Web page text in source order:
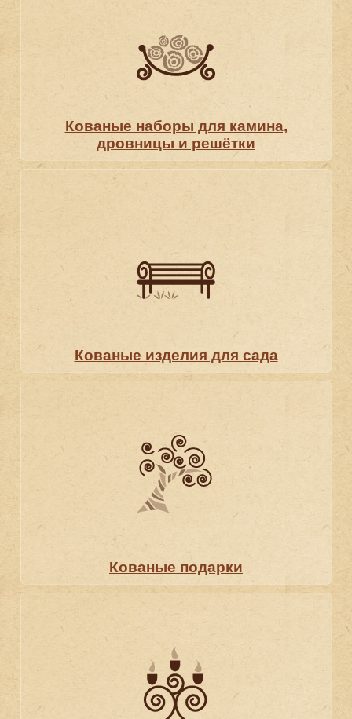
Кованые наборы для камина,
дровницы и решётки
Кованые изделия для сада
Кованые подарки